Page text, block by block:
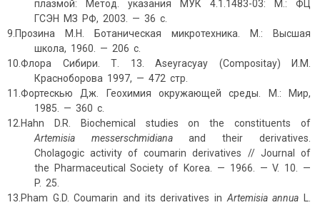
плазмой: Метод. указания МУК 4.1.1483-03: М.: ФЦ
ГСЭН МЗ РФ, 2003. — 36 с.
9.Прозина М.Н. Ботаническая микротехника. М.: Высшая
школа, 1960. — 206 с.
10.Флора Сибири. Т. 13. Aseyracyay (Compositay) И.М.
Красноборова 1997, — 472 стр.
11.Фортескью Дж. Геохимия окружающей среды. М.: Мир,
1985. — 360 с.
12.Hahn D.R. Biochemical studies on the constituents of
Artemisiamesserschmidianaand their derivatives.
Cholagogic activity of coumarin derivatives // Journal of
the Pharmaceutical Society of Korea. — 1966. — V. 10. —
P. 25.
13.Pham G.D. Coumarin and its derivatives inArtemisia annua L.